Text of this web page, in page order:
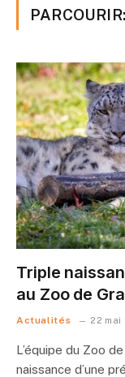
PARCOURIR:
Triple
au Zoo de
Actualités 22 mai
L’équipe du Zoo
naissance d’une